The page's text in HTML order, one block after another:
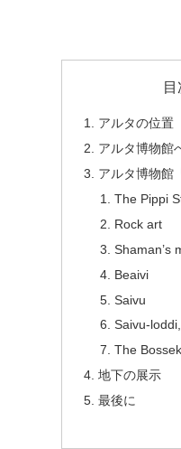
目
アルタの位置
アルタ博物館
アルタ博物館
The Pippi
Rock art
Shaman’s
Beaivi
Saivu
Saivu-
The
地下の展示
最後に